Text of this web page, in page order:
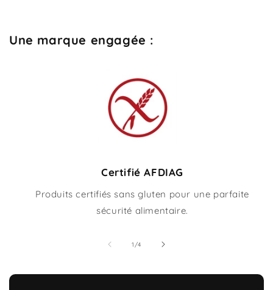
Une marque engagée :
Certifié AFDIAG
Produits certifiés sans gluten pour une parfaite
sécurité alimentaire.
1/de
4